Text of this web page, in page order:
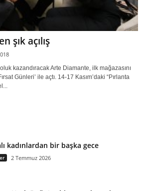
şık açılış
kazandıracak Arte Diamante, ilk mağazasını
Günleri’ ile açtı. 14-17 Kasım’daki “Pırlanta
kadınlardan bir başka gece
2 Temmuz 2026